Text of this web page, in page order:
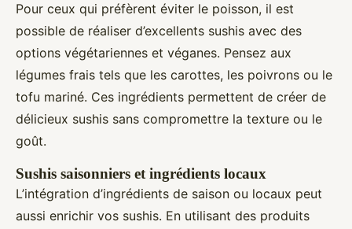
Pour ceux qui préfèrent éviter le poisson, il est
possible de réaliser d’excellents sushis avec des
options végétariennes et véganes. Pensez aux
légumes frais tels que les carottes, les poivrons ou le
tofu mariné. Ces ingrédients permettent de créer de
délicieux sushis sans compromettre la texture ou le
goût.
Sushis saisonniers et ingrédients locaux
L’intégration d’ingrédients de saison ou locaux peut
aussi enrichir vos sushis. En utilisant des produits